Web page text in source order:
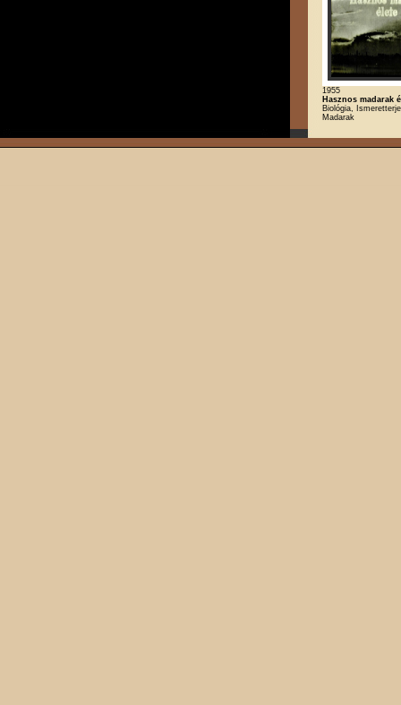
1955
Hasznos madarak
Biológia,
Madarak